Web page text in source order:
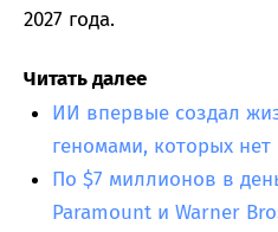
2027 года.
Читать далее
ИИ впервые создал
геномами, которых
По $7 миллионов в
Paramount и Warner